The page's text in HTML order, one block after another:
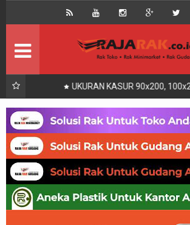
UKURAN KASUR 90x200, 100x200,
160x200, 180x200 | FUNGSI,
Beranda
Kontak About Us
Rak Gudang Rak besi/Rak pallet
Rak Minimarket Supermarket
Produk Lain Peralatan Toko Dll
Artikel Retail & Logistik